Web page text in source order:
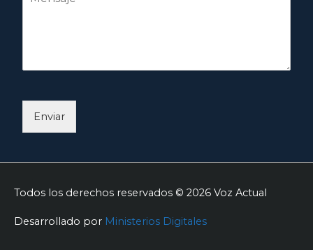
Enviar
Todos los derechos reservados © 2026 Voz Actual
Desarrollado por Ministerios Digitales